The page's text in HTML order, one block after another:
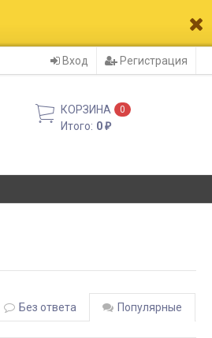
Вход Регистрация
КОРЗИНА 0
Итого: 0₽
Без ответа Популярные